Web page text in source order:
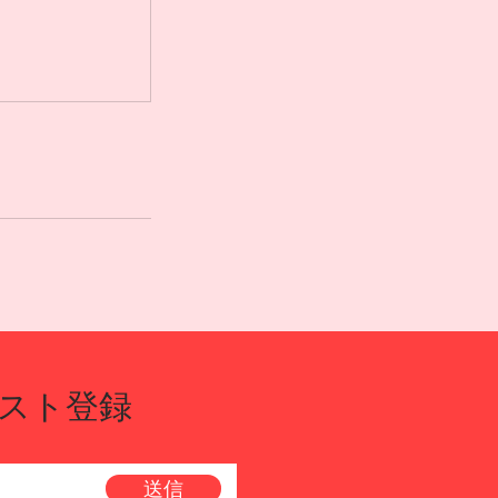
ト登録
送信